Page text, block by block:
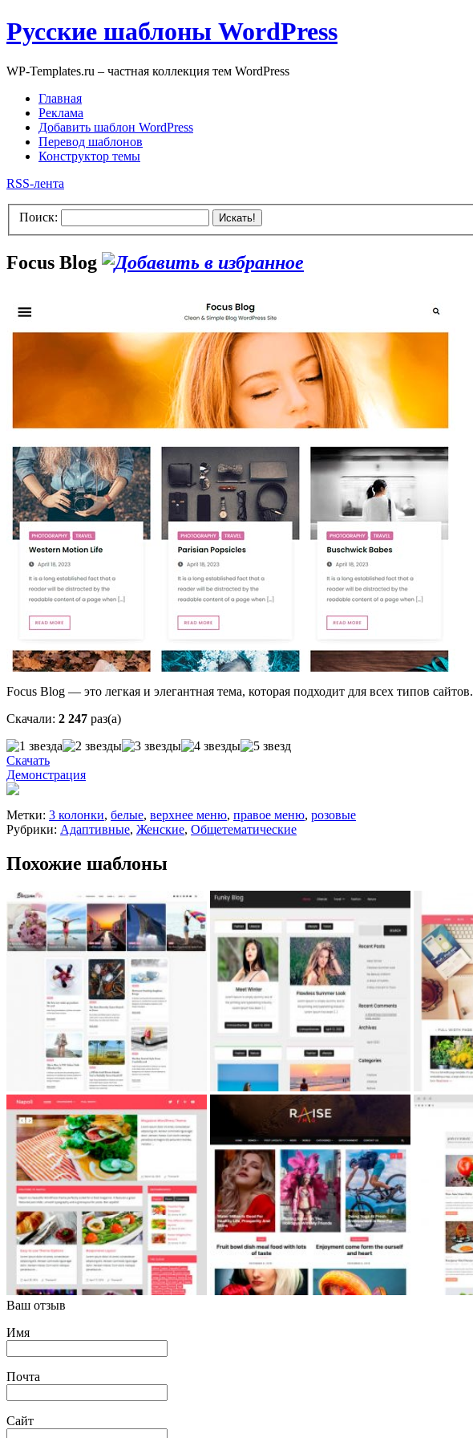
Русские шаблоны WordPress
WP-Templates.ru – частная коллекция тем WordPress
Главная
Реклама
Добавить шаблон WordPress
Перевод шаблонов
Конструктор темы
RSS-лента
Поиск: Искать!
Focus Blog
Focus Blog — это легкая и элегантная тема, которая подходит для всех типов сайтов.
Скачали: 2 247 раз(а)
Скачать
Демонстрация
Метки: 3 колонки, белые, верхнее меню, правое меню, розовые
Рубрики: Адаптивные, Женские, Общетематические
Похожие шаблоны
Ваш отзыв
Имя
Почта
Сайт